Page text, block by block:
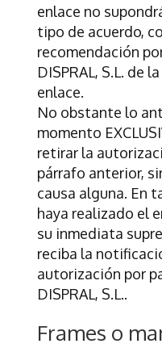
enlace no
tipo de acuerdo,
recomendación
DISPRAL, S.L. de
enlace.
No obstante lo
momento
retirar la
párrafo anterior,
causa alguna. En
haya realizado el
su inmediata
reciba la
autorización por
DISPRAL, S.L..
Frames o